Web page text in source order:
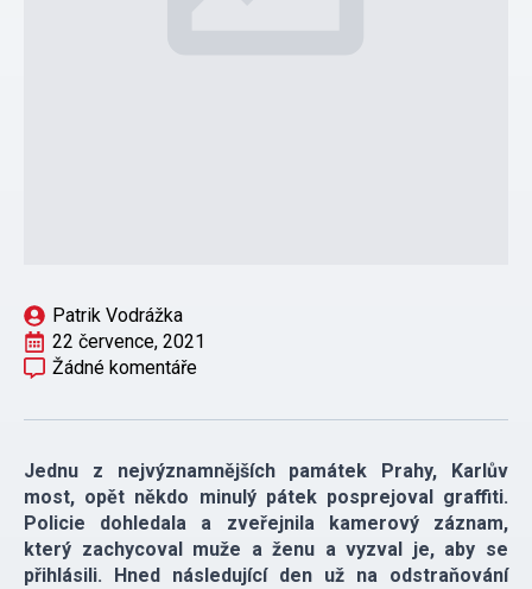
Patrik Vodrážka
22 července, 2021
Žádné komentáře
Jednu z nejvýznamnějších památek Prahy, Karlův
most, opět někdo minulý pátek posprejoval graffiti.
Policie dohledala a zveřejnila kamerový záznam,
který zachycoval muže a ženu a vyzval je, aby se
přihlásili. Hned následující den už na odstraňování